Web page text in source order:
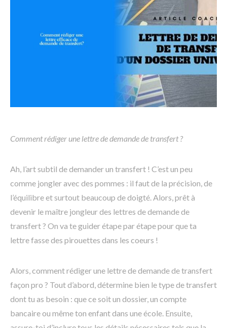
Comment rédiger une lettre de demande de transfert ?
Ah, l’art subtil de demander un transfert ! C’est un peu
comme jongler avec des pommes : il faut de la précision, de
l’équilibre et surtout beaucoup de doigté. Alors, prêt à
devenir le maître jongleur des lettres de demande de
transfert ? On va te guider étape par étape pour que ta
lettre fasse des pirouettes dans les coeurs !
Alors, comment rédiger une lettre de demande de transfert
façon pro ? Tout d’abord, détermine bien le type de transfert
dont tu as besoin : que ce soit un dossier, un compte
bancaire ou même ton enfant dans une école. Ensuite,